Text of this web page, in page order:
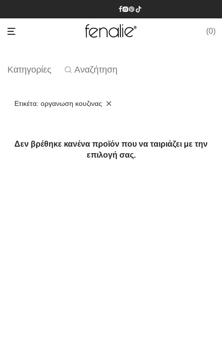
0
Κατηγορίες Αναζήτηση
Ετικέτα: οργανωση κουζινας
Δεν βρέθηκε κανένα προϊόν που να ταιριάζει με την
επιλογή σας.